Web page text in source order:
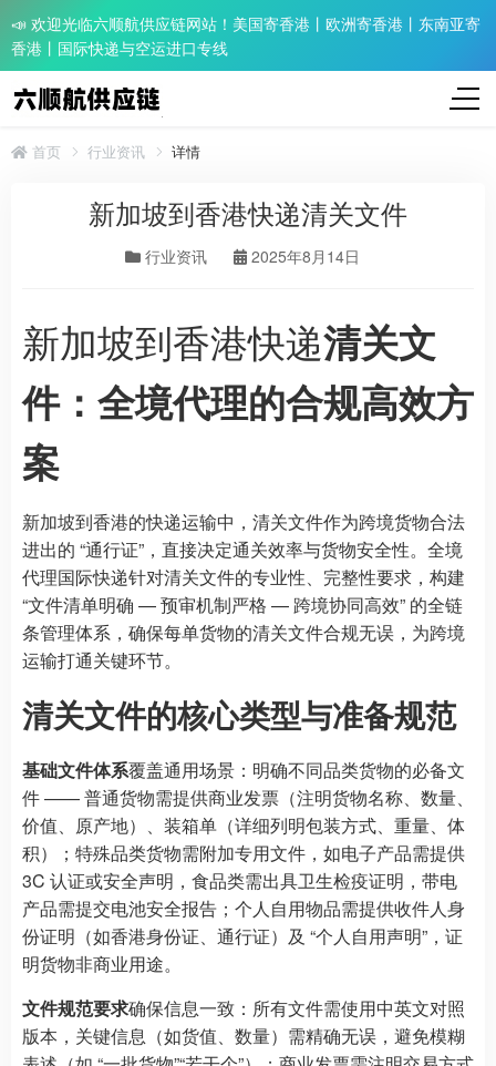
📣 欢迎光临六顺航供应链网站！美国寄香港丨欧洲寄香港丨东南亚寄
香港丨国际快递与空运进口专线
首页 行业资讯 详情
新加坡到香港快递清关文件
行业资讯 2025年8月14日
新加坡到香港快递清关文
件：全境代理的合规高效方
案
新加坡到香港的快递运输中，清关文件作为跨境货物合法
进出的 “通行证”，直接决定通关效率与货物安全性。全境
代理国际快递针对清关文件的专业性、完整性要求，构建
“文件清单明确 — 预审机制严格 — 跨境协同高效” 的全链
条管理体系，确保每单货物的清关文件合规无误，为跨境
运输打通关键环节。
清关文件的核心类型与准备规范
基础文件体系覆盖通用场景：明确不同品类货物的必备文
件 —— 普通货物需提供商业发票（注明货物名称、数量、
价值、原产地）、装箱单（详细列明包装方式、重量、体
积）；特殊品类货物需附加专用文件，如电子产品需提供
3C 认证或安全声明，食品类需出具卫生检疫证明，带电
产品需提交电池安全报告；个人自用物品需提供收件人身
份证明（如香港身份证、通行证）及 “个人自用声明”，证
明货物非商业用途。
文件规范要求确保信息一致：所有文件需使用中英文对照
版本，关键信息（如货值、数量）需精确无误，避免模糊